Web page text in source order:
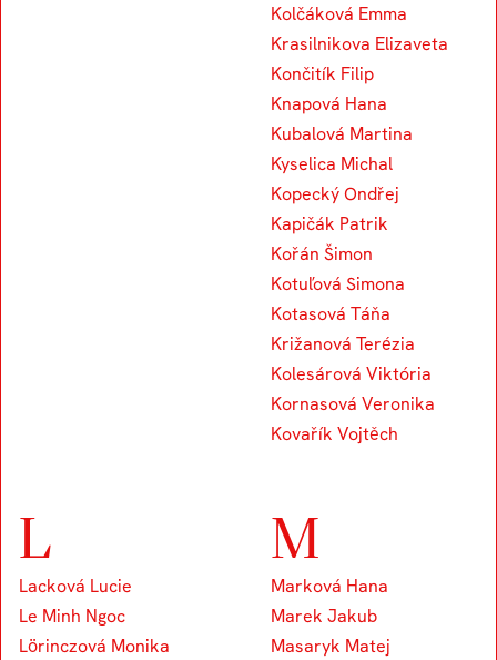
Kolčáková Emma
Krasilnikova Elizaveta
Končitík Filip
Knapová Hana
Kubalová Martina
Kyselica Michal
Kopecký Ondřej
Kapičák Patrik
Kořán Šimon
Kotuľová Simona
Kotasová Táňa
Križanová Terézia
Kolesárová Viktória
Kornasová Veronika
Kovařík Vojtěch
L
Lacková Lucie
Le Minh Ngoc
Lörinczová Monika
M
Marková Hana
Marek Jakub
Masaryk Matej